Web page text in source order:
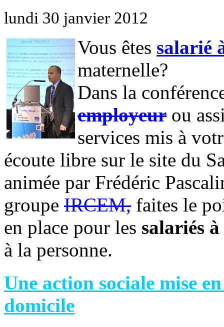
lundi 30 janvier 2012
Vous êtes salarié
maternelle?
Dans la
employeur ou
services mis à
écoute libre sur le site du
animée par Frédéric
groupe IRCEM, faites le
en place pour les salariés
à la personne.
Une action sociale mise
domicile